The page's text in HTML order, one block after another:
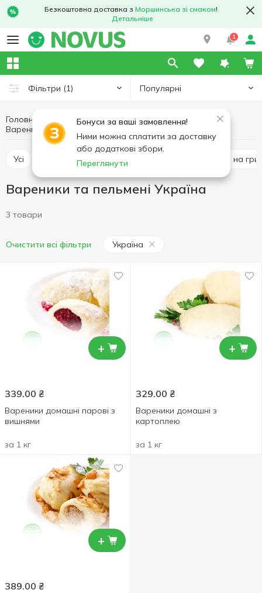
Безкоштовна доставка з Моршинська зі смаком!
Детальніше
1
Фільтри (1) Популярні
Бонуси за ваші замовлення!
Ними можна сплатити за доставку
або додаткові збори.
Переглянути
Головна Кулінарія
Другі страви
Вареники та пельмені
Усі М'ясні страви Страви на
Вареники та пельмені Україна
3 товари
Очистити всі фільтри Україна
+
339.00 ₴
Вареники домашні парові з
вишнями
за 1 кг
+
329.00 ₴
Вареники домашні з
картоплею
за 1 кг
+
389.00 ₴